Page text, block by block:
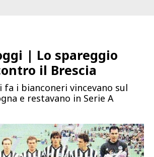
MEMBERSHIP PROGRAM
STAGIONE
STADIUM
| Lo spareggio
il Brescia
i bianconeri vincevano sul
e restavano in Serie A